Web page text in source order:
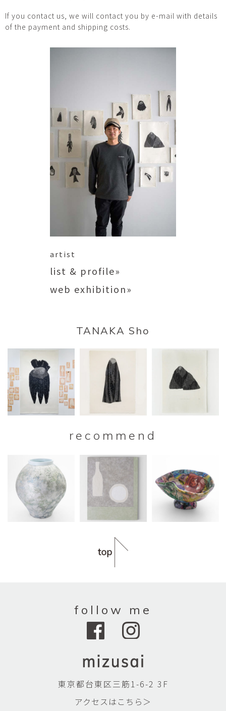
If you contact us, we will contact you by e-mail with details
of the payment and shipping costs.
artist
list & profile»
web exhibition»
TANAKA Sho
recommend
follow me
東京都台東区三筋1-6-2 3F
アクセスはこちら＞